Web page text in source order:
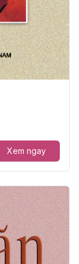
Xem ngay